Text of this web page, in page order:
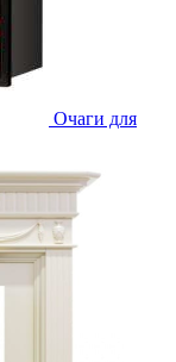
Очаги для